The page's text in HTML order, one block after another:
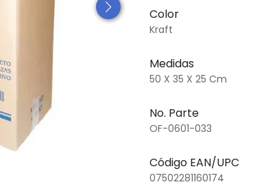
Color
Kraft
Medidas
50 X 35 X 25 Cm
No. Parte
OF-0601-033
Código EAN/UPC
07502281160174